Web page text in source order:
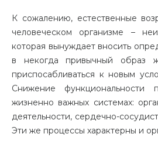
К сожалению, естественные
человеческом организме –
которая вынуждает вносить
в некогда привычный образ
приспосабливаться к новым
Снижение функциональности
жизненно важных системах:
деятельности, сердечно-
Эти же процессы характерны и